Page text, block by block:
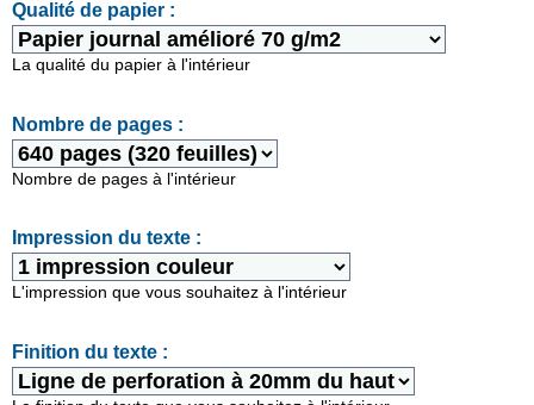
Qualité de papier :
La qualité du papier à l'intérieur
Nombre de pages :
Nombre de pages à l'intérieur
Impression du texte :
L'impression que vous souhaitez à l'intérieur
Finition du texte :